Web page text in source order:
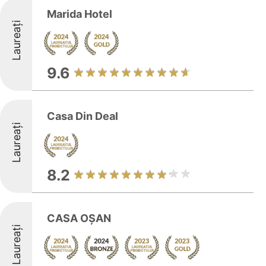
Laureați
Marida Hotel
9.6
Laureați
Casa Din Deal
8.2
Laureați
CASA OȘAN